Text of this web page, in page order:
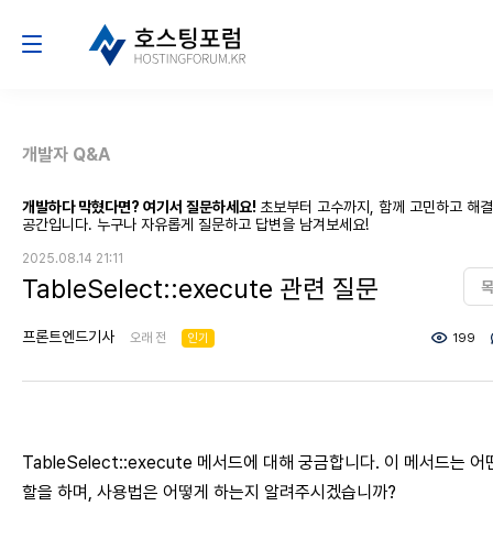
개발자 Q&A
개발하다 막혔다면? 여기서 질문하세요! 초보부터 고수까지, 함께 고민하고 해
공간입니다. 누구나 자유롭게 질문하고 답변을 남겨보세요!
2025.08.14 21:11
TableSelect::execute 관련 질문
프론트엔드기사 오래 전 인기 199
TableSelect::execute 메서드에 대해 궁금합니다. 이 메서드는 어
할을 하며, 사용법은 어떻게 하는지 알려주시겠습니까?